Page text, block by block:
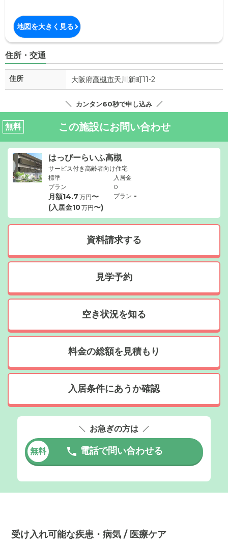
地図を大きく見る
住所・交通
住所 大阪府高槻市天川新町11-2
カンタン60秒で申し込み
無料 この施設にお問い合わせ
はっぴーらいふ高槻
サービス付き高齢者向け住宅
標準
プラン
月額14.7 万円〜
(入居金10万円〜)
入居金
0
プラン -
資料請求する
見学予約
空き状況を知る
料金の総額を見積もり
入居条件にあうか確認
お急ぎの方は
無料 電話で問い合わせる
受け入れ可能な疾患・病気 / 医療ケア